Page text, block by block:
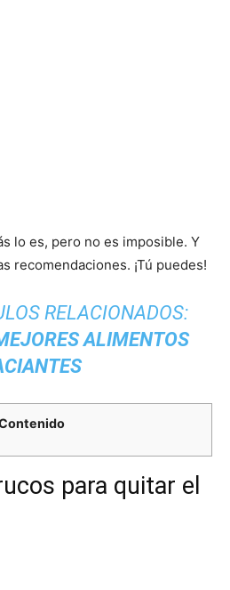
lo es, pero no es imposible. Y
recomendaciones. ¡Tú puedes!
RELACIONADOS:
ALIMENTOS
para quitar el